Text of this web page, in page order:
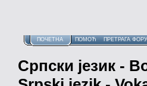
ПОЧЕТНА ПОМОЋ ПРЕТРАГА
Српски језик -